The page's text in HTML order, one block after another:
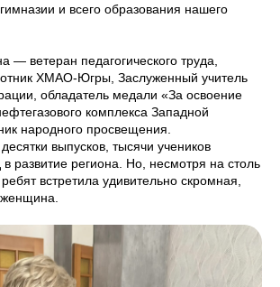
и всего образования нашего
— ветеран педагогического труда,
ХМАО-Югры, Заслуженный учитель
обладатель медали «За освоение
комплекса Западной
народного просвещения.
выпусков, тысячи учеников
развитие региона. Но, несмотря на столь
встретила удивительно скромная,